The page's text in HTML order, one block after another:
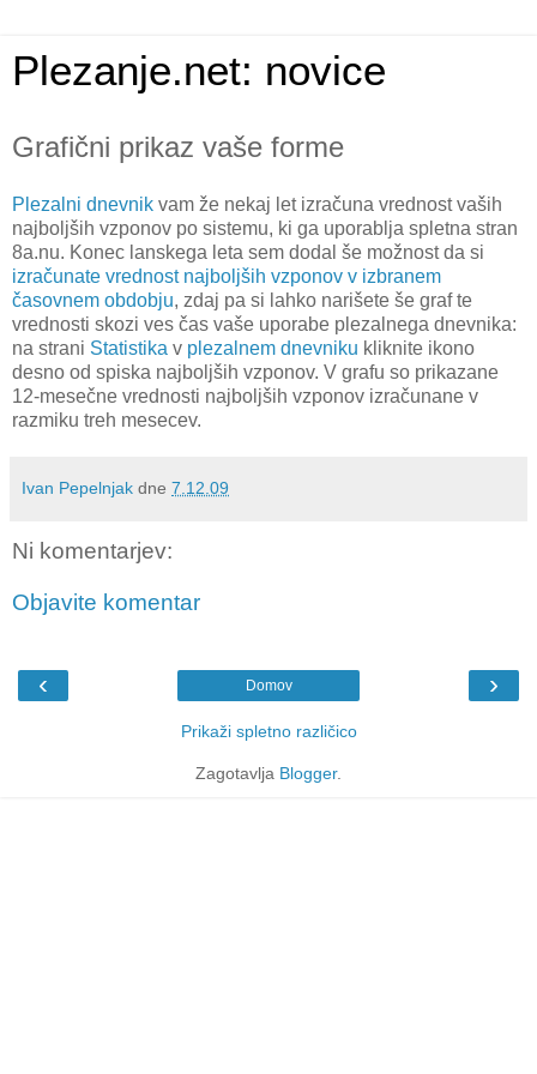
Plezanje.net: novice
Grafični prikaz vaše forme
Plezalni dnevnik vam že nekaj let izračuna vrednost vaših
najboljših vzponov po sistemu, ki ga uporablja spletna stran
8a.nu. Konec lanskega leta sem dodal še možnost da si
izračunate vrednost najboljših vzponov v izbranem
časovnem obdobju, zdaj pa si lahko narišete še graf te
vrednosti skozi ves čas vaše uporabe plezalnega dnevnika:
na strani Statistika v plezalnem dnevniku kliknite ikono
desno od spiska najboljših vzponov. V grafu so prikazane
12-mesečne vrednosti najboljših vzponov izračunane v
razmiku treh mesecev.
Ivan Pepelnjak dne 7.12.09
Ni komentarjev:
Objavite komentar
‹ ›
Domov
Prikaži spletno različico
Zagotavlja Blogger.